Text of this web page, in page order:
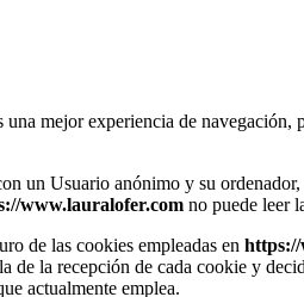
una mejor experiencia de
un Usuario anónimo y su
www.lauralofer.com no puede leer
de las cookies empleadas en
de la recepción de cada cookie y
actualmente emplea.